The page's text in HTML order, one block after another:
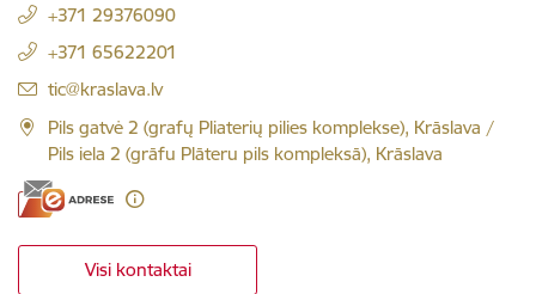
+371 29376090
+371 65622201
El. paštas:
tic@kraslava.lv
Pils gatvė 2 (grafų Pliaterių pilies komplekse), Krāslava /
Pils iela 2 (grāfu Plāteru pils kompleksā), Krāslava
Visi kontaktai